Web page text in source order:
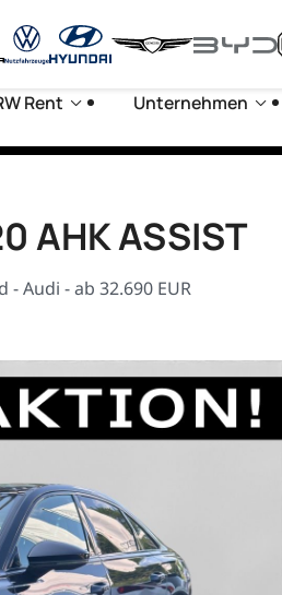
Rent Unternehmen
AHK ASSIST
- Audi - ab 32.690 EUR